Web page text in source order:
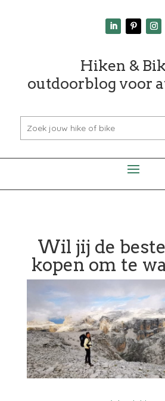
Hiken &
outdoorblog voor
Wil jij de
kopen om te